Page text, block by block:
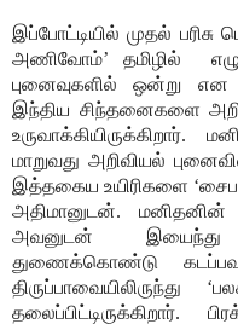
இப்போட்டியில் முதல் பரிசு
அணிவோம்’ தமிழில்
புனைவுகளில் ஒன்று
இந்திய சிந்தனைகளை
உருவாக்கியிருக்கிறார்.
மாறுவது அறிவியல்
இத்தகைய உயிரிகளை
அதிமானுடன்.
அவனுடன் இயைந்து
துணைக்கொண்டு